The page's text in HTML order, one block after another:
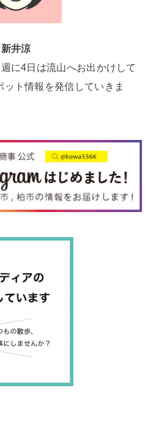
新井涼
に4日は流山へお出かけして
ト情報を発信していきま